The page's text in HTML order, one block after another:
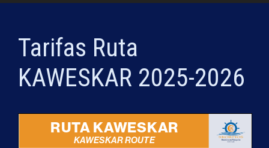
Tarifas Ruta
KAWESKAR 2025-2026